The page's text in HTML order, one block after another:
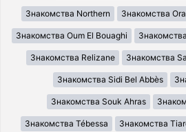
Знакомства Northern Знакомства
Знакомства Oum El Bouaghi
Знакомства Relizane Знакомства
Знакомства Sidi Bel Abbès
Знакомства Souk Ahras
Знакомства Tébessa Знакомства